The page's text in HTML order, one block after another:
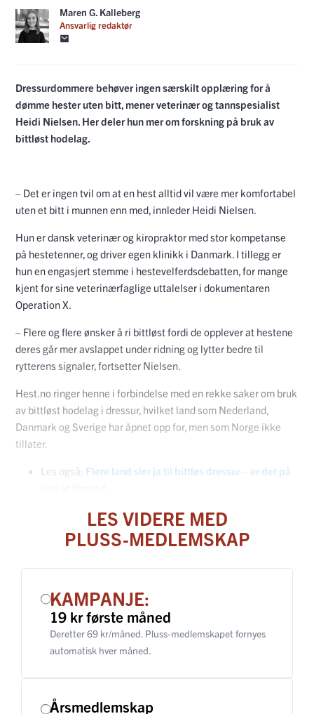
Maren G. Kalleberg
Ansvarlig redaktør
Dressurdommere behøver ingen særskilt opplæring for å
dømme hester uten bitt, mener veterinær og tannspesialist
Heidi Nielsen. Her deler hun mer om forskning på bruk av
bittløst hodelag.
– Det er ingen tvil om at en hest alltid vil være mer komfortabel
uten et bitt i munnen enn med, innleder Heidi Nielsen.
Hun er dansk veterinær og kiropraktor med stor kompetanse
på hestetenner, og driver egen klinikk i Danmark. I tillegg er
hun en engasjert stemme i hestevelferdsdebatten, for mange
kjent for sine veterinærfaglige uttalelser i dokumentaren
Operation X.
– Flere og flere ønsker å ri bittløst fordi de opplever at hestene
deres går mer avslappet under ridning og lytter bedre til
rytterens signaler, fortsetter Nielsen.
Hest.no ringer henne i forbindelse med en rekke saker om bruk
av bittløst hodelag i dressur, hvilket land som Nederland,
Danmark og Sverige har åpnet opp for, men som Norge ikke
tillater.
Les også: Flere land sier ja til bittløs dressur – er det på
LES VIDERE MED
PLUSS-MEDLEMSKAP
KAMPANJE:
19 kr første måned
Deretter 69 kr/måned. Pluss-medlemskapet fornyes
automatisk hver måned.
Årsmedlemskap